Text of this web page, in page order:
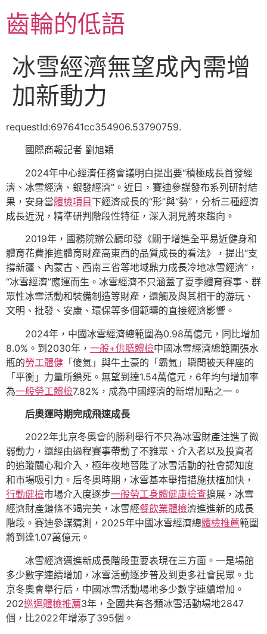
至
主齒輪的低語
冰雪經濟無望成內需增
加新動力
requestId:697641cc354906.53790759.
國際商報記者 劉旭穎
2024年中心經濟任務會議明白提出要“積極成長首發經
濟、冰雪經濟、銀發經濟”。近日，賽迪參謀發布系列研討結
果，安身當體檢項目下經濟成長的“形”與“勢”，分析三種經濟
成長近況，精準研判階段性特征，深入洞見將來趨向。
2019年，國務院辦公廳印發《關于增進全平易近健身和
體育花費推進體育財產高東西的品質成長的看法》，提出“支
撐新疆、內蒙古、西南三省等地域鼎力成長冷地冰雪經濟”，
“冰雪經濟”應運而生。冰雪經濟不只涵蓋了夏季體育賽事、群
眾性冰雪活動和裝備制造等財產，還觸及與其相干的游玩、
文明、批發、安康、環保等多個範疇的直接經濟影響。
2024年，中國冰雪經濟總範圍為0.98萬億元，同比增加
8.0%。到2030年， 一般+供膳體檢中國冰雪經濟總範圍張水
瓶的勞工體健 「傻氣」與牛土豪的「霸氣」瞬間被天秤座的
「平衡」力量所鎖死。無望到達1.54萬億元，6年均勻增加率
為一般勞工體檢7.82%，成為中國經濟的新增加點之一。
后奧運時期完成飛速成長
2022年北京冬奧會的勝利舉行不只為冰雪財產注進了微
弱動力，還經由過程賽事帶動了不雅眾、介入者以及投資者
的追蹤關心和介入，極年夜地晉陞了冰雪活動的社會認知度
和市場吸引力。后冬奧時期，冰雪基本舉措措施扶植加快，
行動健檢市場介入度逐步一般勞工身體健康檢查擴展，冰雪
經濟財產鏈條不竭完美，冰雪經餐飲業體檢濟進進新的成長
階段。賽迪參謀猜測，2025年中國冰雪經濟總體檢推薦範圍
將到達1.07萬億元。
冰雪經濟邁進新成長階段重要表現在三方面。一是場館
多少數字連續增加，冰雪活動逐步普及到更多社會民眾。北
京冬奧會舉行后，中國冰雪活動場地多少數字連續增加。
202巡迴體檢推薦3年，全國共有各類冰雪活動場地2847
個，比2022年增添了395個。